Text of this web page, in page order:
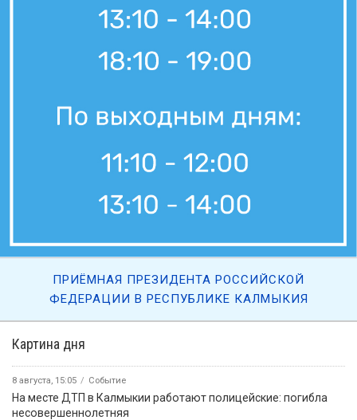
Картина дня
8 августа, 15:05 Событие
На месте ДТП в Калмыкии работают полицейские: погибла
несовершеннолетняя
ПРИЁМНАЯ ПРЕЗИДЕНТА РОССИЙСКОЙ
ФЕДЕРАЦИИ В РЕСПУБЛИКЕ КАЛМЫКИЯ